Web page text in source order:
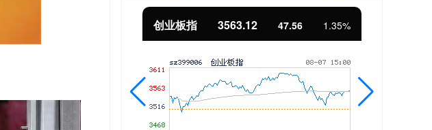
基金指数 7242.10 12.30 0.17%